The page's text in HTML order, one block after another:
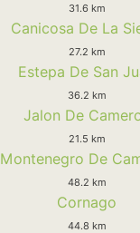
31.6 km
Canicosa De La
27.2 km
Estepa De San
36.2 km
Jalon De
21.5 km
Montenegro De
48.2 km
Cornago
44.8 km